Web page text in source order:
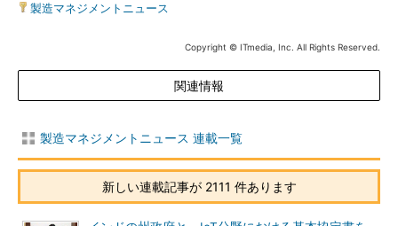
製造マネジメントニュース
Copyright © ITmedia, Inc. All Rights Reserved.
関連情報
製造マネジメントニュース 連載一覧
新しい連載記事が 2111 件あります